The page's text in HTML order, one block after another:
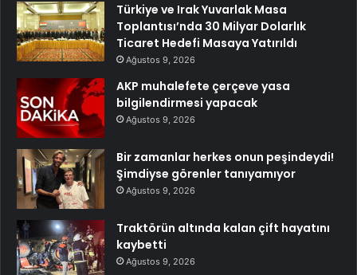
Türkiye ve Irak Yuvarlak Masa
Toplantısı’nda 30 Milyar Dolarlık
Ticaret Hedefi Masaya Yatırıldı
Ağustos 9, 2026
AKP muhalefete çerçeve yasa
bilgilendirmesi yapacak
Ağustos 9, 2026
Bir zamanlar herkes onun peşindeydi!
Şimdiyse görenler tanıyamıyor
Ağustos 9, 2026
Traktörün altında kalan çift hayatını
kaybetti
Ağustos 9, 2026